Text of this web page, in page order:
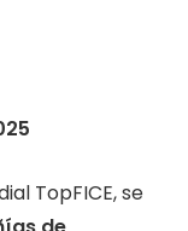
TopFICE, se